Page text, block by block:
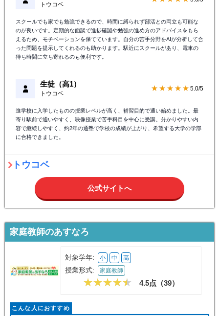
のが良いです。定期的な面談で進捗確認や勉強の進め方のアドバイスをもら
えるため、モチベーションを保てています。自分の苦手分野をAIが分析して合
った問題を提示してくれるのも助かります。駅近にスクールがあり、電車の
待ち時間に立ち寄れるのも便利です。
トウコベ
寄り駅前で通いやすく、映像授業で苦手科目を中心に受講。分かりやすい内
容で継続しやすく、約2年の通塾で学校の成績が上がり、希望する大学の学部
に合格できました。
トウコベ
公式サイトへ
家庭教師のあすなろ
対象学年: 小 中 高
授業形式: 家庭教師
勉強の遅れが気になるお子様におすすめ